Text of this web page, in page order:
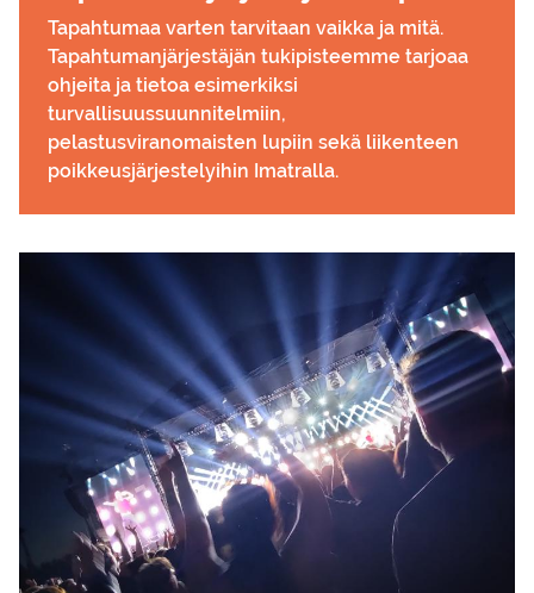
Tapahtumaa varten tarvitaan vaikka ja mitä.
Tapahtumanjärjestäjän tukipisteemme tarjoaa
ohjeita ja tietoa esimerkiksi
turvallisuussuunnitelmiin,
pelastusviranomaisten lupiin sekä liikenteen
poikkeusjärjestelyihin Imatralla.